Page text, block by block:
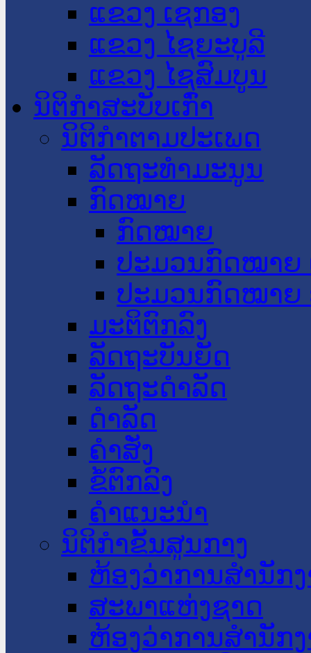
ແຂວງ ເຊກອງ
ແຂວງ ໄຊຍະບູລີ
ແຂວງ ໄຊສົມບູນ
ນິຕິກໍາສະບັບເກົ່າ
ນິຕິກຳຕາມປະເພດ
ລັດຖະທໍາມະນູນ
ກົດໝາຍ
ກົດໝາຍ
ປະມວນກົດໝາຍ
ປະມວນກົດໝາຍ
ມະຕິຕົກລົງ
ລັດຖະບັນຍັດ
ລັດຖະດໍາລັດ
ດໍາລັດ
ຄໍາສັ່ງ
ຂໍ້ຕົກລົງ
ຄໍາແນະນໍາ
ນິຕິກໍາຂັ້ນສູນກາງ
ຫ້ອງວ່າການສໍານັກ
ສະພາແຫ່ງຊາດ
ຫ້ອງວ່າການສຳນັກ